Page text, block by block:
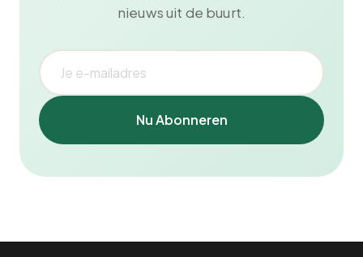
nieuws uit de buurt.
Nu Abonneren